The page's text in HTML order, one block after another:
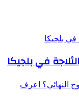
في بلجيكا